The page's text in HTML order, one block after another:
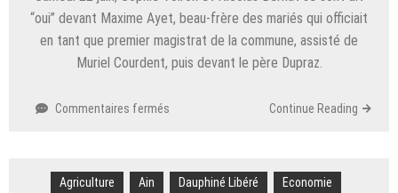
“oui” devant Maxime Ayet, beau-frère des mariés qui officiait
en tant que premier magistrat de la commune, assisté de
Muriel Courdent, puis devant le père Dupraz.
Commentaires fermés
Mariage.
Continue Reading
Agriculture Ain Dauphiné Libéré
Economie